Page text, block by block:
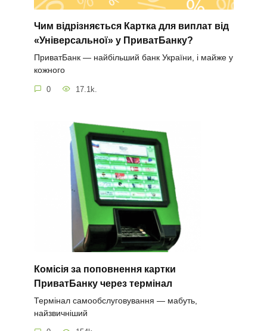
Чим відрізняється Картка для виплат від
«Універсальної» у ПриватБанку?
ПриватБанк — найбільший банк України, і майже у
кожного
0 17.1k.
Комісія за поповнення картки
ПриватБанку через термінал
Термінал самообслуговування — мабуть,
найзвичніший